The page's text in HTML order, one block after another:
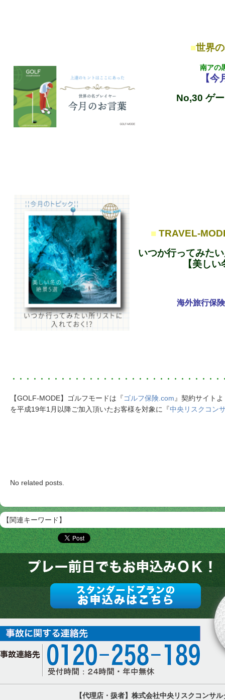
■世界
南アの
【
No,30ゲ
■ TRAVEL-
いつか行ってみた
【美し
海外旅行保
・・・・・・・・・・・・・・・・・・・・・・・・・・・・・
【GOLF-MODE】ゴルフモードは『ゴルフ保険.com』契約サイト
を平成19年1月以降ご加入頂いたお客様を対象に『中央リスクコン
No related posts.
【関連キーワード】
【代理店・扱者】株式会社中央リスクコンサ